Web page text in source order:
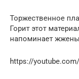
Торжественное
Горит этот
напоминает
https://